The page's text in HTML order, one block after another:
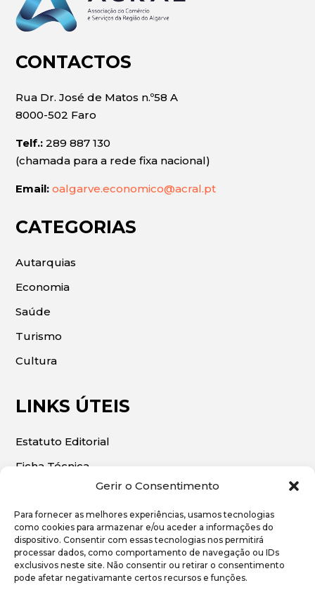
Gerir o Consentimento
Para fornecer as melhores experiências, usamos tecnologias
como cookies para armazenar e/ou aceder a informações do
dispositivo. Consentir com essas tecnologias nos permitirá
processar dados, como comportamento de navegação ou IDs
exclusivos neste site. Não consentir ou retirar o consentimento
pode afetar negativamante certos recursos e funções.
CONTACTOS
Rua Dr. José de Matos n.º58 A
8000-502 Faro
Telf.: 289 887 130
(chamada para a rede fixa nacional)
Email: oalgarve.economico@acral.pt
CATEGORIAS
Autarquias
Economia
Saúde
Turismo
Cultura
LINKS ÚTEIS
Estatuto Editorial
Ficha Técnica
© 2026 | O Algarve Económico. Todos os direitos
reservados.